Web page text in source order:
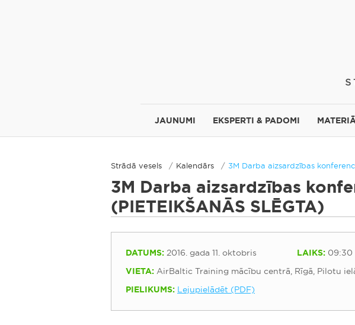
JAUNUMI EKSPERTI & PADOMI
Strādā vesels Kalendārs 3M Darba aizsardzības
3M Darba aizsardzības
(PIETEIKŠANĀS SLĒGTA)
DATUMS: 2016. gada 11. oktobris LAIKS: 09:30
VIETA: AirBaltic Training mācību centrā, Rīgā, Pilotu
PIELIKUMS: Lejupielādēt (PDF)